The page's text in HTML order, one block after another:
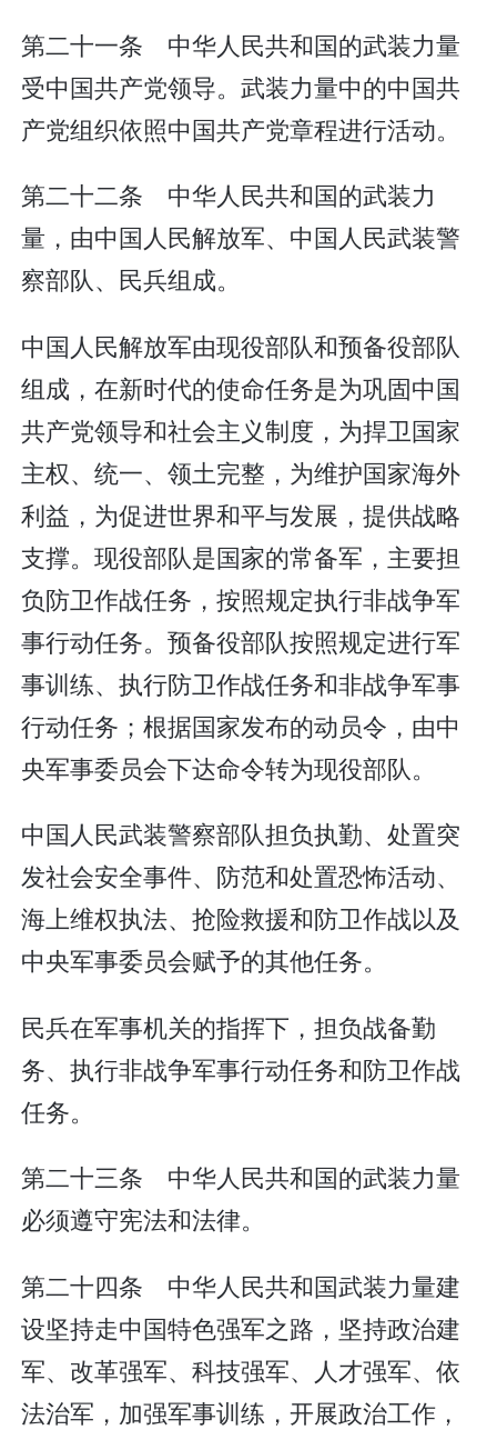
第二十一条 中华人民共和国的武装力量
受中国共产党领导。武装力量中的中国共
产党组织依照中国共产党章程进行活动。
第二十二条 中华人民共和国的武装力
量，由中国人民解放军、中国人民武装警
察部队、民兵组成。
中国人民解放军由现役部队和预备役部队
组成，在新时代的使命任务是为巩固中国
共产党领导和社会主义制度，为捍卫国家
主权、统一、领土完整，为维护国家海外
利益，为促进世界和平与发展，提供战略
支撑。现役部队是国家的常备军，主要担
负防卫作战任务，按照规定执行非战争军
事行动任务。预备役部队按照规定进行军
事训练、执行防卫作战任务和非战争军事
行动任务；根据国家发布的动员令，由中
央军事委员会下达命令转为现役部队。
中国人民武装警察部队担负执勤、处置突
发社会安全事件、防范和处置恐怖活动、
海上维权执法、抢险救援和防卫作战以及
中央军事委员会赋予的其他任务。
民兵在军事机关的指挥下，担负战备勤
务、执行非战争军事行动任务和防卫作战
任务。
第二十三条 中华人民共和国的武装力量
必须遵守宪法和法律。
第二十四条 中华人民共和国武装力量建
设坚持走中国特色强军之路，坚持政治建
军、改革强军、科技强军、人才强军、依
法治军，加强军事训练，开展政治工作，